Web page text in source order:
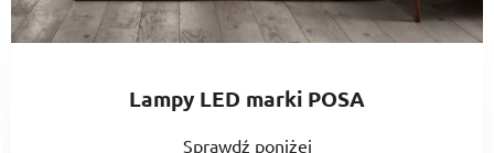
Lampy LED marki POSA
Sprawdź poniżej